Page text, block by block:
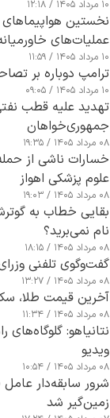
۱۰ مرداد ۱۴۰۵ / ۱۲:۱۸
نخستین هواپیماهای
عملیات‌های
۱۰ مرداد ۱۴۰۵ / ۱۱:۵۹
ترامپ دوباره بر
۱۰ مرداد ۱۴۰۵ / ۰۹:۰۵
تهدید علیه قطب
جمهوری‌خواهان
۰۸ مرداد ۱۴۰۵ / ۱۹:۳۵
خسارات ناشی از
علوم پزشکی اهواز
۰۸ مرداد ۱۴۰۵ / ۱۹:۰۳
بقایی خطاب به
نام نمی‌برید؟
۰۸ مرداد ۱۴۰۵ / ۱۸:۱۵
گفت‌وگوی تلفنی
۰۸ مرداد ۱۴۰۵ / ۱۳:۲۷
آخرین قیمت طلا، سکه ودلار8
۰۸ مرداد ۱۴۰۵ / ۱۱:۳۴
نتانیاهو: گلوگاه‌های
ویدیو
۰۸ مرداد ۱۴۰۵ / ۱۰:۵۴
شرور سابقه‌دار
زمین‌گیر شد